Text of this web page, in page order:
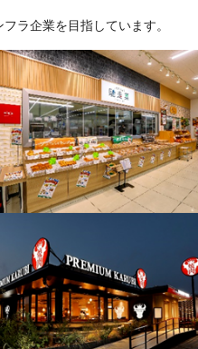
ラ企業を目指しています。